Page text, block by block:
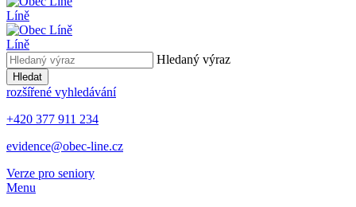
Líně
Líně
Hledaný výraz
Hledat
rozšířené vyhledávání
+420 377 911 234
evidence@obec-line.cz
Verze pro seniory
Menu